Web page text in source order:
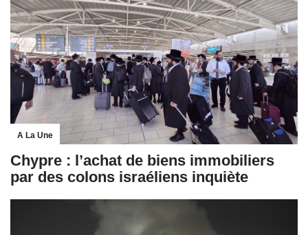
A La Une
Chypre : l’achat de biens immobiliers
par des colons israéliens inquiète